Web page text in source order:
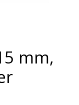
mm,